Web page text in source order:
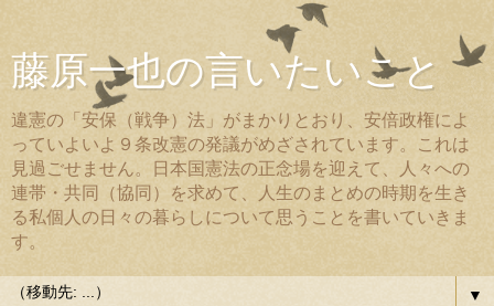
藤原一也の言いたいこと
違憲の「安保（戦争）法」がまかりとおり、安倍政権によ
っていよいよ９条改憲の発議がめざされています。これは
見過ごせません。日本国憲法の正念場を迎えて、人々への
連帯・共同（協同）を求めて、人生のまとめの時期を生き
る私個人の日々の暮らしについて思うことを書いていきま
す。
▼